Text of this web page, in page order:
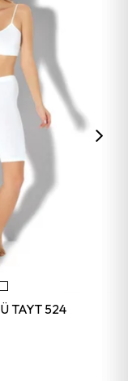
TAYT 524